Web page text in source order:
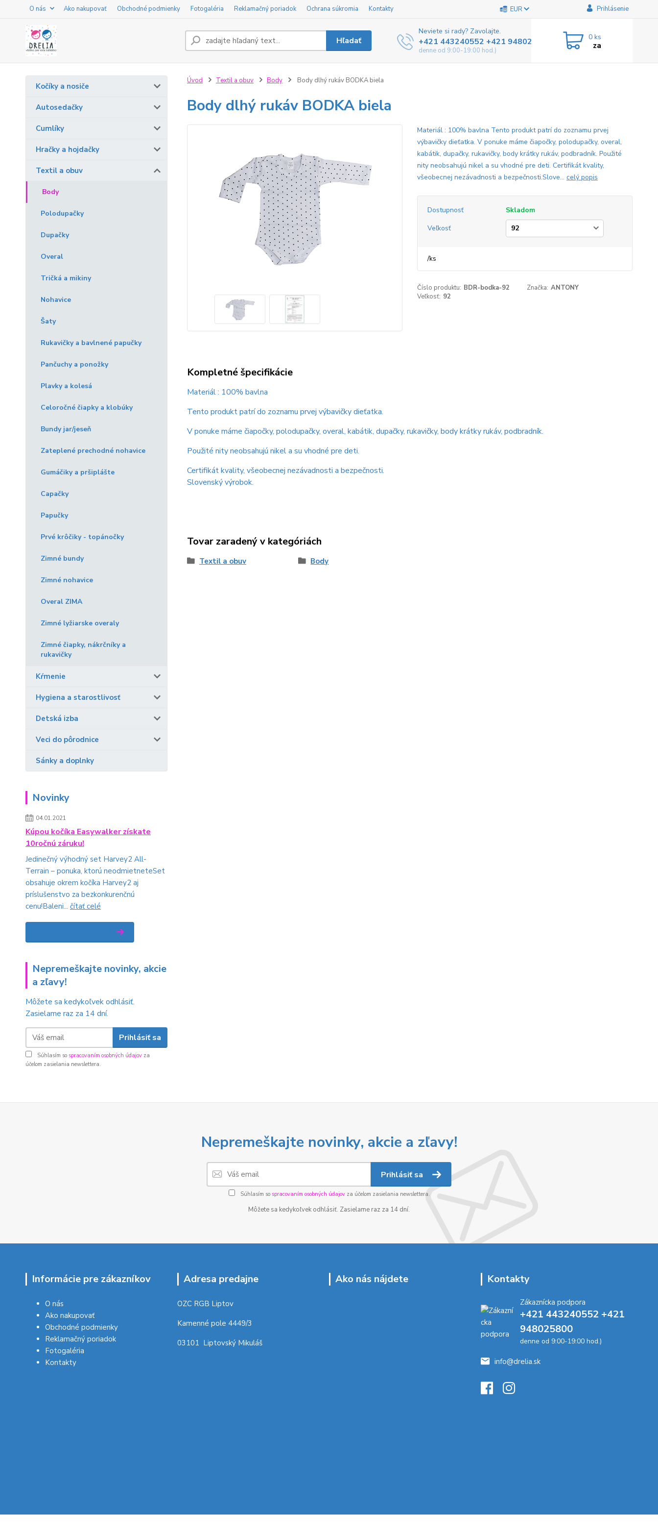
O nás Ako nakupovať Obchodné podmienky Fotogaléria Reklamačný poriadok Ochrana súkromia Kontakty EUR Prihlásenie
Hľadať
Neviete si rady? Zavolajte.
+421 443240552 +421 948025800
denne od 9:00-19:00 hod.)
0 ks
za
Kočíky a nosiče
Autosedačky
Cumlíky
Hračky a hojdačky
Textil a obuv
Body
Polodupačky
Dupačky
Overal
Tričká a mikiny
Nohavice
Šaty
Rukavičky a bavlnené papučky
Pančuchy a ponožky
Plavky a kolesá
Celoročné čiapky a klobúky
Bundy jar/jeseň
Zateplené prechodné nohavice
Gumáčiky a pršiplášte
Capačky
Papučky
Prvé krôčiky - topánočky
Zimné bundy
Zimné nohavice
Overal ZIMA
Zimné lyžiarske overaly
Zimné čiapky, nákrčníky a
rukavičky
Kŕmenie
Hygiena a starostlivosť
Detská izba
Veci do pôrodnice
Sánky a doplnky
Novinky
04.01.2021
Kúpou kočíka Easywalker získate
10ročnú záruku!
Jedinečný výhodný set Harvey2 All-
Terrain – ponuka, ktorú neodmietneteSet
obsahuje okrem kočíka Harvey2 aj
príslušenstvo za bezkonkurenčnú
cenu!Baleni... čítať celé
Nepremeškajte novinky, akcie
a zľavy!
Môžete sa kedykoľvek odhlásiť.
Zasielame raz za 14 dní.
Prihlásiť sa
Súhlasím so spracovaním osobných údajov za
účelom zasielania newslettera.
Úvod Textil a obuv Body Body dlhý rukáv BODKA biela
Body dlhý rukáv BODKA biela
Materiál : 100% bavlna Tento produkt patrí do zoznamu prvej
výbavičky dieťatka. V ponuke máme čiapočky, polodupačky, overal,
kabátik, dupačky, rukavičky, body krátky rukáv, podbradník. Použité
nity neobsahujú nikel a su vhodné pre deti. Certifikát kvality,
všeobecnej nezávadnosti a bezpečnosti.Slove... celý popis
Dostupnosť
Skladom
Veľkosť
/ks
Číslo produktu: BDR-bodka-92 Značka: ANTONY
Veľkosť: 92
Kompletné špecifikácie
Materiál : 100% bavlna
Tento produkt patrí do zoznamu prvej výbavičky dieťatka.
V ponuke máme čiapočky, polodupačky, overal, kabátik, dupačky, rukavičky, body krátky rukáv, podbradník.
Použité nity neobsahujú nikel a su vhodné pre deti.
Certifikát kvality, všeobecnej nezávadnosti a bezpečnosti.
Slovenský výrobok.
Tovar zaradený v kategóriách
Textil a obuv Body
Nepremeškajte novinky, akcie a zľavy!
Prihlásiť sa
Súhlasím so spracovaním osobných údajovza účelom zasielania newslettera.
Môžete sa kedykoľvek odhlásiť. Zasielame raz za 14 dní.
Informácie pre zákazníkov
O nás
Ako nakupovať
Obchodné podmienky
Reklamačný poriadok
Fotogaléria
Kontakty
Adresa predajne
OZC RGB Liptov
Kamenné pole 4449/3
03101 Liptovský Mikuláš
Ako nás nájdete Kontakty
Zákaznícka podpora
+421 443240552 +421
948025800
denne od 9:00-19:00 hod.)
info@drelia.sk